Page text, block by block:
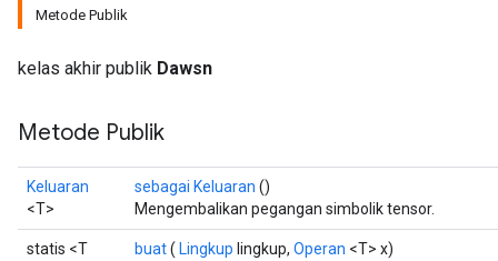
Metode Publik
kelas akhir publik Dawsn
Metode Publik
Keluaran
<T>
sebagai Keluaran ()
Mengembalikan pegangan simbolik tensor.
statis <T
buat( Lingkup lingkup, Operan <T> x)